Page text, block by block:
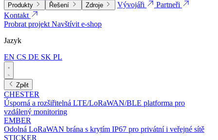
Produkty Řešení Zdroje Vývojáři
Partneři
Kontakt
Probrat projektNavštívit e-shop
Jazyk
EN CS DE SK PL
Zpět
CHESTER
Úsporná a rozšiřitelná LTE/LoRaWAN/BLE platforma pro
vzdálený monitoring
EMBER
Odolná LoRaWAN brána s krytím IP67 pro privátní i veřejné sítě
STICKER